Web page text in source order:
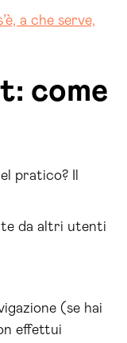
a che serve,
come
pratico? Il
da altri utenti
(se hai
effettui